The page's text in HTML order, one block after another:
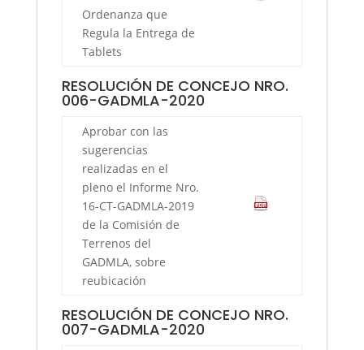
Ordenanza que
Regula la Entrega de
Tablets
RESOLUCIÓN DE CONCEJO NRO.
006-GADMLA-2020
Aprobar con las
sugerencias
realizadas en el
pleno el Informe Nro.
16-CT-GADMLA-2019
de la Comisión de
Terrenos del
GADMLA, sobre
reubicación
RESOLUCIÓN DE CONCEJO NRO.
007-GADMLA-2020